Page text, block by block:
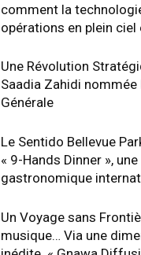
comment la
opérations en plein ciel
Une Révolution
Saadia Zahidi
Générale
Le Sentido Bellevue
« 9-Hands Dinner »,
gastronomique
Un Voyage sans
musique… Via une